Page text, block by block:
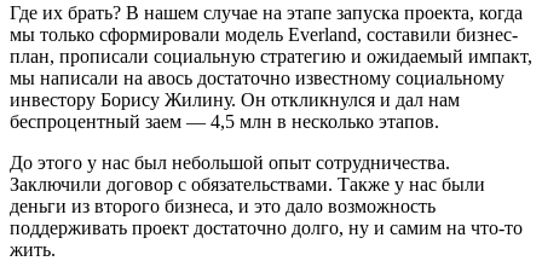
Где их брать? В нашем случае на этапе запуска проекта, когда
мы только сформировали модель Everland, составили бизнес-
план, прописали социальную стратегию и ожидаемый импакт,
мы написали на авось достаточно известному социальному
инвестору Борису Жилину. Он откликнулся и дал нам
беспроцентный заем — 4,5 млн в несколько этапов.
До этого у нас был небольшой опыт сотрудничества.
Заключили договор с обязательствами. Также у нас были
деньги из второго бизнеса, и это дало возможность
поддерживать проект достаточно долго, ну и самим на что-то
жить.